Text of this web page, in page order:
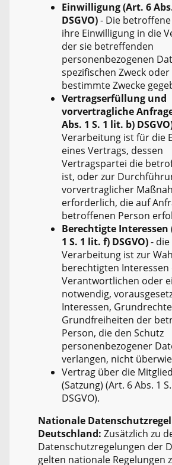
Einwilligung (Art. 6
DSGVO)- Die
ihre Einwilligung in die
der sie betreffenden
personenbezogenen
spezifischen Zweck
bestimmte Zwecke
Vertragserfüllung und
vorvertragliche
Abs. 1 S. 1 lit. b)
Verarbeitung ist für die
eines Vertrags, dessen
Vertragspartei die
ist, oder zur
vorvertraglicher
erforderlich, die auf
betroffenen Person
Berechtigte Interessen
1 S. 1 lit. f) DSGVO)- die
Verarbeitung ist zur
berechtigten Interessen
Verantwortlichen oder
notwendig,
Interessen,
Grundfreiheiten der
Person, die den Schutz
personenbezogener
verlangen, nicht
Vertrag über die
(Satzung) (Art. 6 Abs. 1
DSGVO).
Nationale
Deutschland: Zusätzlich zu
Datenschutzregelungen der
gelten nationale Regelungen